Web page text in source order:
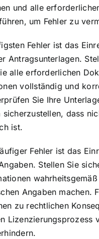
und alle
um Fehler zu
Fehler ist das
Antragsunterlagen.
alle erforderlichen
vollständig und
Sie Ihre
dass
ist.
Fehler ist das
Stellen Sie
Angaben machen.
zu rechtlichen
Lizenzierungsprozess